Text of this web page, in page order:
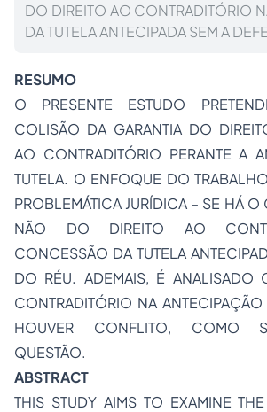
DO DIREITO AO CONTRADITÓRIO
DA TUTELA ANTECIPADA SEM A
RESUMO
O PRESENTE ESTUDO
COLISÃO DA GARANTIA DO
AO CONTRADITÓRIO PERANTE A
TUTELA. O ENFOQUE DO
PROBLEMÁTICA JURÍDICA – SE HÁ
NÃO DO DIREITO AO
CONCESSÃO DA TUTELA
DO RÉU. ADEMAIS, É ANALISADO
CONTRADITÓRIO NA
HOUVER CONFLITO, COMO
QUESTÃO.
ABSTRACT
THIS STUDY AIMS TO EXAMINE